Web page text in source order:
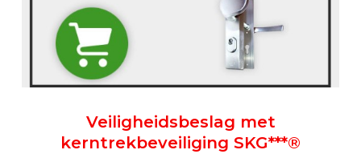
Veiligheidsbeslag met
kerntrekbeveiliging SKG***®